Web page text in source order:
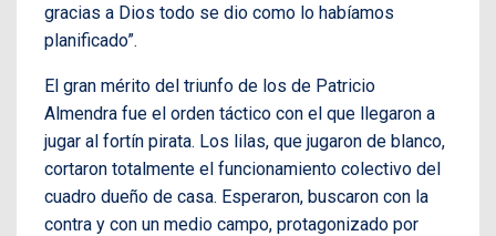
gracias a Dios todo se dio como lo habíamos
planificado”.
El gran mérito del triunfo de los de Patricio
Almendra fue el orden táctico con el que llegaron a
jugar al fortín pirata. Los lilas, que jugaron de blanco,
cortaron totalmente el funcionamiento colectivo del
cuadro dueño de casa. Esperaron, buscaron con la
contra y con un medio campo, protagonizado por